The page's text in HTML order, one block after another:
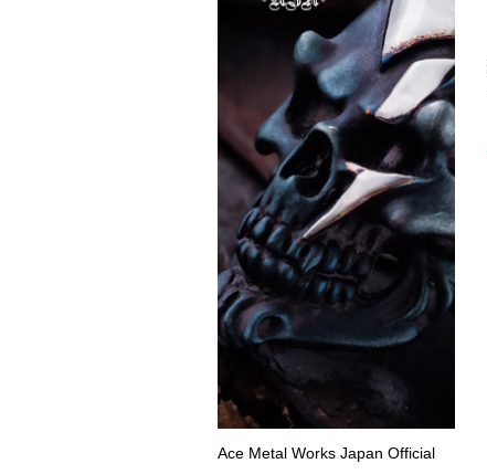
Ace Metal Works Japan Official